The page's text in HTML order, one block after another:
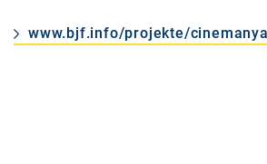
www.bjf.info/projekte/cinemanya